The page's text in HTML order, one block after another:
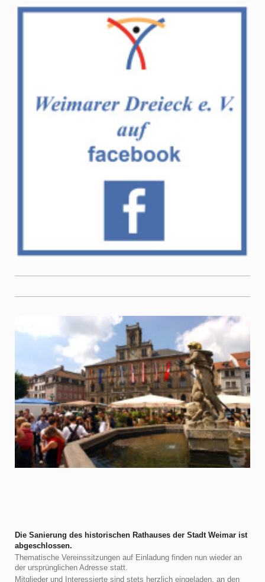
Die Sanierung des historischen Rathauses der Stadt Weimar ist
abgeschlossen.
Thematische Vereinssitzungen auf Einladung finden nun wieder an
der ursprünglichen Adresse statt.
Mitglieder und Interessierte sind stets herzlich eingeladen, an den